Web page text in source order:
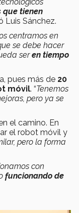
que tienen
Luis Sánchez.
centramos en
se debe hacer
seren tiempo
pues más de 20
móvil. “Tenemos
pero ya se
el camino. En
el robot móvil y
pero la forma
con
funcionando de